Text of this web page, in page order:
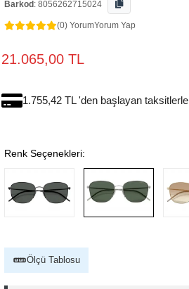
Barkod : 8056262715024
(0) YorumYorum Yap
21.065,00 TL
1.755,42 TL 'den başlayan taksitlerle
Renk Seçenekleri:
Ölçü Tablosu